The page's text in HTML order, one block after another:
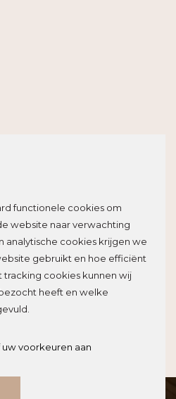
Zo beïnvloed je de
voor een traprenovatie?
vloer
jouw investering is?
functionele cookies om
website naar verwachting
analytische cookies krijgen we
gebruikt en hoe efficiënt
tracking cookies kunnen wij
heeft en welke
voorkeuren aan